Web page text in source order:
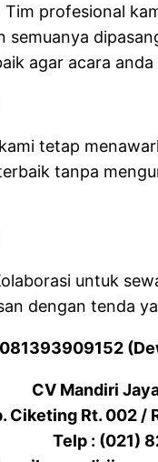
profesional
agar acara
tetap
tanpa
untuk
dengan tenda
081393909152
CV Mandiri
Ciketing Rt. 002 /
Telp : (021)